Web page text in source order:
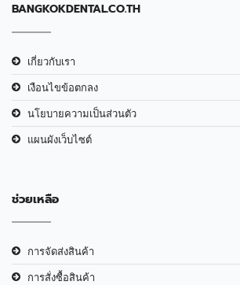
BANGKOKDENTAL.CO.TH
เกี่ยวกับเรา
เงือนไขข้อตกลง
นโยบายความเป็นส่วนตัว
แผนผังเว็บไซต์
ช่วยเหลือ
การจัดส่งสินค้า
การสั่งซื้อสินค้า